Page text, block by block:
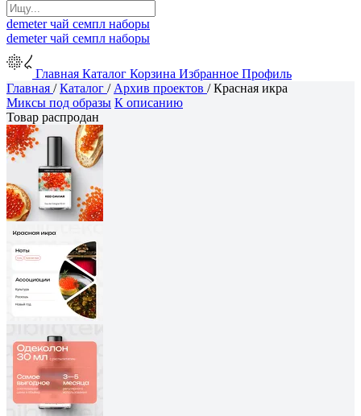
demeterчай семпл наборы
demeterчай семпл наборы
Главная Каталог Корзина Избранное Профиль
Главная /Каталог / Архив проектов /Красная икра
Миксы под образы К описанию
Товар распродан